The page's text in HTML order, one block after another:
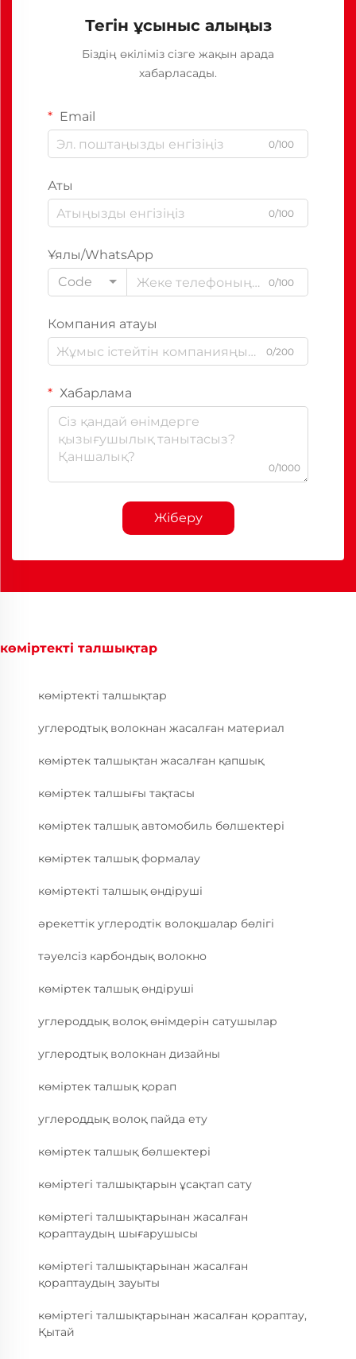
Тегін ұсыныс алыңыз
Біздің өкіліміз сізге жақын арада
хабарласады.
Email
0/100
Аты
0/100
Ұялы/WhatsApp
Code
0/100
Компания атауы
0/200
Хабарлама
0/1000
Жіберу
көміртекті талшықтар
көміртекті талшықтар
углеродтық волокнан жасалған материал
көміртек талшықтан жасалған қапшық
көміртек талшығы тақтасы
көміртек талшық автомобиль бөлшектері
көміртек талшық формалау
көміртекті талшық өндіруші
әрекеттік углеродтік волоқшалар бөлігі
тәуелсіз карбондық волокно
көміртек талшық өндіруші
углероддық волоқ өнімдерін сатушылар
углеродтық волокнан дизайны
көміртек талшық қорап
углероддық волоқ пайда ету
көміртек талшық бөлшектері
көміртегі талшықтарын ұсақтап сату
көміртегі талшықтарынан жасалған
қораптаудың шығарушысы
көміртегі талшықтарынан жасалған
қораптаудың зауыты
көміртегі талшықтарынан жасалған қораптау,
Қытай